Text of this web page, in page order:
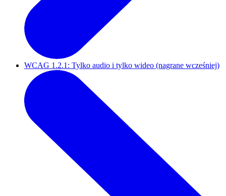
WCAG 1.2.1: Tylko audio i tylko wideo (nagrane wcześniej)